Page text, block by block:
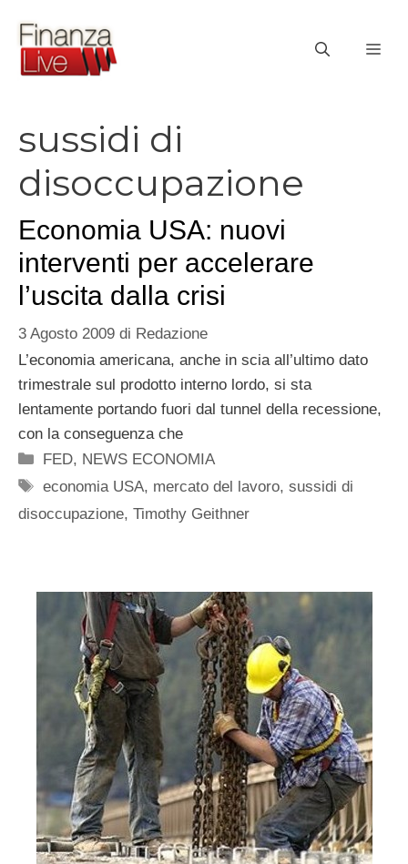
contenuto
sussidi di
disoccupazione
Economia USA: nuovi
interventi per accelerare
l’uscita dalla crisi
3 Agosto 2009 di Redazione
L’economia americana, anche in scia all’ultimo dato
trimestrale sul prodotto interno lordo, si sta
lentamente portando fuori dal tunnel della recessione,
con la conseguenza che
Categorie
FED, NEWS ECONOMIA
Tag
economia USA, mercato del lavoro,sussidi di
disoccupazione, Timothy Geithner